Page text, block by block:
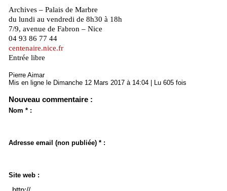
Archives – Palais de Marbre
du lundi au vendredi de 8h30 à 18h
7/9, avenue de Fabron – Nice
04 93 86 77 44
centenaire.nice.fr
Entrée libre
Pierre Aimar
Mis en ligne le Dimanche 12 Mars 2017 à 14:04 | Lu 605 fois
Nouveau commentaire :
Nom * :
Adresse email (non publiée) * :
Site web :